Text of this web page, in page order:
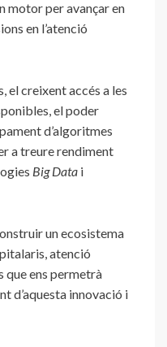
motor per avançar en
en l’atenció
el creixent accés a les
el poder
d’algoritmes
a treure rendiment
Big Data i
un ecosistema
atenció
que ens permetrà
d’aquesta innovació i